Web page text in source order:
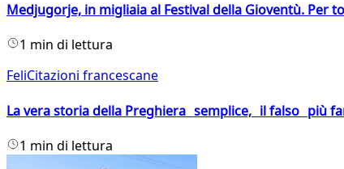
Medjugorje, in migliaia al Festival della Gioventù. Per
1 min di lettura
FeliCitazioni francescane
La vera storia della Preghiera semplice, il falso più
1 min di lettura